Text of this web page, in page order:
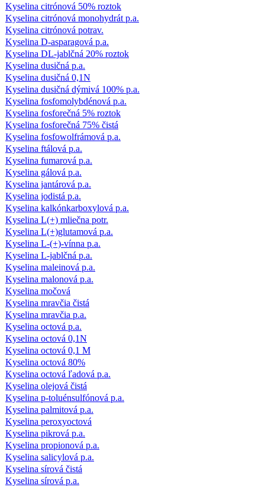
Kyselina citrónová 50% roztok
Kyselina citrónová monohydrát p.a.
Kyselina citrónová potrav.
Kyselina D-asparagová p.a.
Kyselina DL-jablčná 20% roztok
Kyselina dusičná p.a.
Kyselina dusičná 0,1N
Kyselina dusičná dýmivá 100% p.a.
Kyselina fosfomolybdénová p.a.
Kyselina fosforečná 5% roztok
Kyselina fosforečná 75% čistá
Kyselina fosfowolfrámová p.a.
Kyselina ftálová p.a.
Kyselina fumarová p.a.
Kyselina gálová p.a.
Kyselina jantárová p.a.
Kyselina jodistá p.a.
Kyselina kalkónkarboxylová p.a.
Kyselina L(+) mliečna potr.
Kyselina L(+)glutamová p.a.
Kyselina L-(+)-vínna p.a.
Kyselina L-jablčná p.a.
Kyselina maleinová p.a.
Kyselina malonová p.a.
Kyselina močová
Kyselina mravčia čistá
Kyselina mravčia p.a.
Kyselina octová p.a.
Kyselina octová 0,1N
Kyselina octová 0,1 M
Kyselina octová 80%
Kyselina octová ľadová p.a.
Kyselina olejová čistá
Kyselina p-toluénsulfónová p.a.
Kyselina palmitová p.a.
Kyselina peroxyoctová
Kyselina pikrová p.a.
Kyselina propionová p.a.
Kyselina salicylová p.a.
Kyselina sírová čistá
Kyselina sírová p.a.